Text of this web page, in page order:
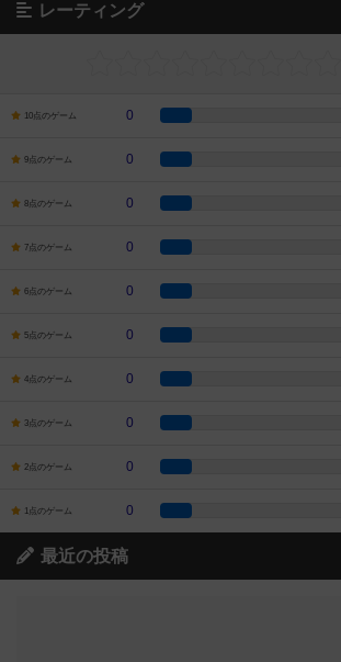
レーティング
10点のゲーム 0
9点のゲーム 0
8点のゲーム 0
7点のゲーム 0
6点のゲーム 0
5点のゲーム 0
4点のゲーム 0
3点のゲーム 0
2点のゲーム 0
1点のゲーム 0
最近の投稿